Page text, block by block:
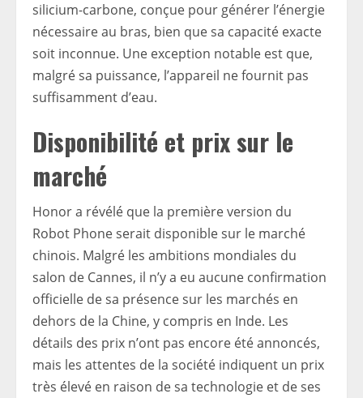
silicium-carbone, conçue pour générer l’énergie
nécessaire au bras, bien que sa capacité exacte
soit inconnue. Une exception notable est que,
malgré sa puissance, l’appareil ne fournit pas
suffisamment d’eau.
Disponibilité et prix sur le
marché
Honor a révélé que la première version du
Robot Phone serait disponible sur le marché
chinois. Malgré les ambitions mondiales du
salon de Cannes, il n’y a eu aucune confirmation
officielle de sa présence sur les marchés en
dehors de la Chine, y compris en Inde. Les
détails des prix n’ont pas encore été annoncés,
mais les attentes de la société indiquent un prix
très élevé en raison de sa technologie et de ses